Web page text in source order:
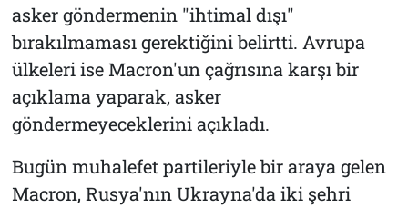
asker göndermenin "ihtimal dışı"
bırakılmaması gerektiğini belirtti. Avrupa
ülkeleri ise Macron'un çağrısına karşı bir
açıklama yaparak, asker
göndermeyeceklerini açıkladı.
Bugün muhalefet partileriyle bir araya gelen
Macron, Rusya'nın Ukrayna'da iki şehri